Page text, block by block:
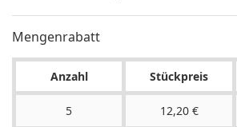
Mengenrabatt
Anzahl Stückpreis
5 12,20 €